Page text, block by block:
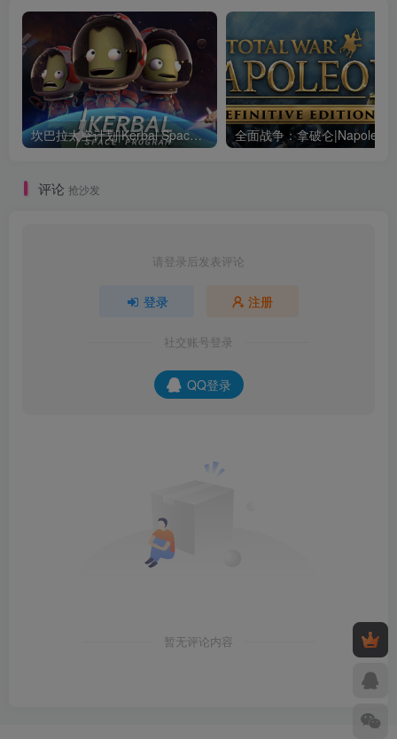
坎巴拉太空计划|Kerbal Space Program|1.12.5.3190|整合全DLC
评论 抢沙发
请登录后发表评论
登录 注册
社交账号登录
QQ登录
暂无评论内容